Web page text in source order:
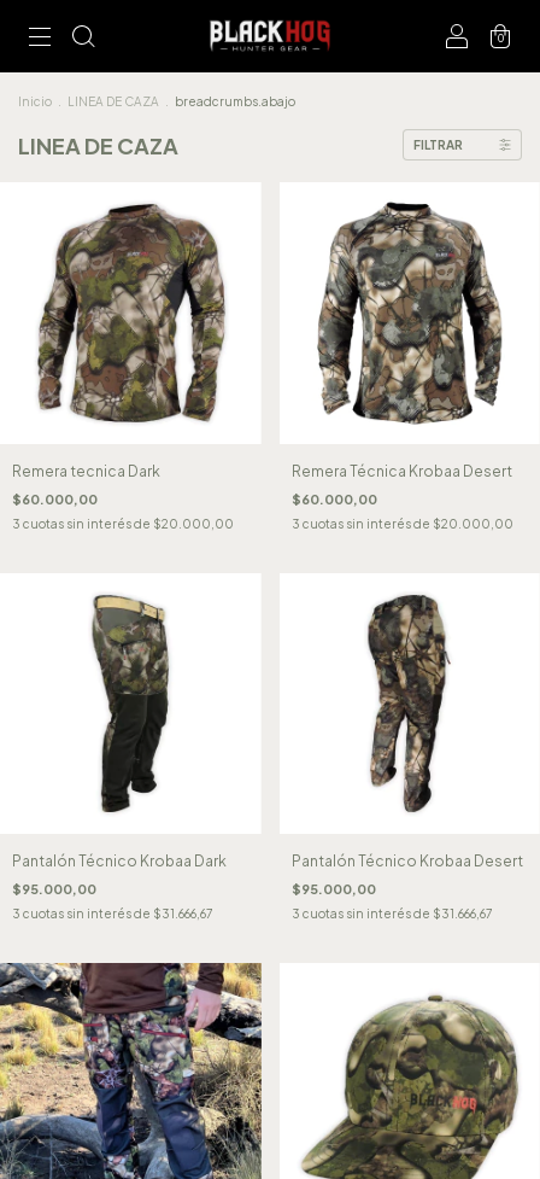
0
Inicio LINEA DE CAZA breadcrumbs.abajo
LINEA DE CAZA FILTRAR
Remera tecnica Dark
$60.000,00
3 cuotas sin interés de $20.000,00
Remera Técnica Krobaa Desert
$60.000,00
3 cuotas sin interés de $20.000,00
Pantalón Técnico Krobaa Dark
$95.000,00
3 cuotas sin interés de $31.666,67
Pantalón Técnico Krobaa Desert
$95.000,00
3 cuotas sin interés de $31.666,67